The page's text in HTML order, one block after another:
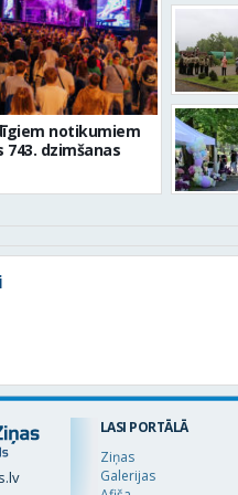
notikumiem
dzimšanas
LASI PORTĀLĀ
Ziņas
Galerijas